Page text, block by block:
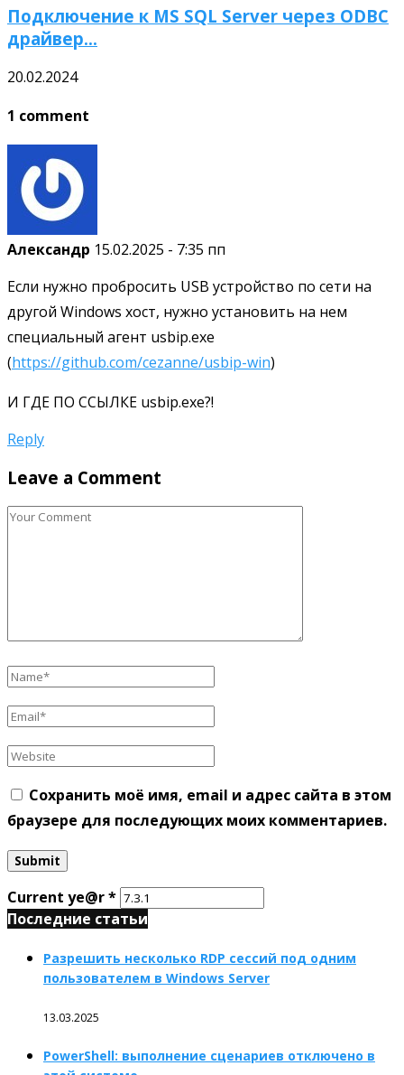
Подключение к MS SQL Server через ODBC
драйвер...
20.02.2024
1 comment
Александр 15.02.2025 - 7:35 пп
Если нужно пробросить USB устройство по сети на
другой Windows хост, нужно установить на нем
специальный агент usbip.exe
(https://github.com/cezanne/usbip-win)
И ГДЕ ПО ССЫЛКЕ usbip.exe?!
Reply
Leave a Comment
Сохранить моё имя, email и адрес сайта в этом
браузере для последующих моих комментариев.
Current ye@r*
Последние статьи
Разрешить несколько RDP сессий под одним
пользователем в Windows Server
13.03.2025
PowerShell: выполнение сценариев отключено в